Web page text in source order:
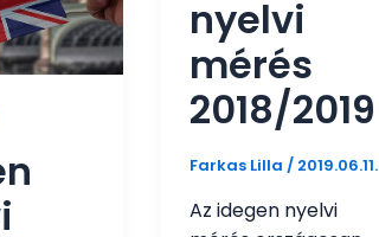
nyelvi
mérés
2018/2019
Farkas Lilla/ 2019.06.11.
Az idegen nyelvi